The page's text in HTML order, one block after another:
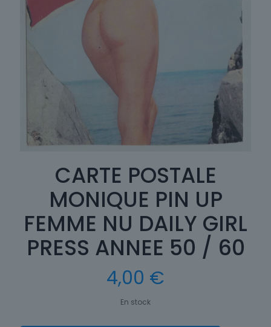
CARTE POSTALE
MONIQUE PIN UP
FEMME NU DAILY GIRL
PRESS ANNEE 50 / 60
4,00 €
En stock